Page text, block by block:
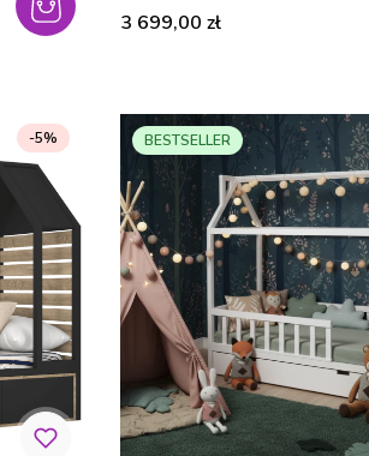
Cena
3 699,00 zł
-5% BESTSELLER